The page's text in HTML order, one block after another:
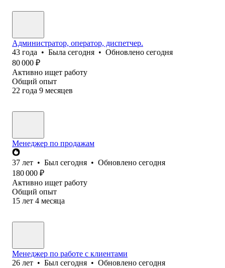
Администратор, оператор, диспетчер.
43 года • Была сегодня • Обновлено сегодня
80 000 ₽
Активно ищет работу
Общий опыт
22 года 9 месяцев
Менеджер по продажам
37 лет • Был сегодня • Обновлено сегодня
180 000 ₽
Активно ищет работу
Общий опыт
15 лет 4 месяца
Менеджер по работе с клиентами
26 лет • Был сегодня • Обновлено сегодня